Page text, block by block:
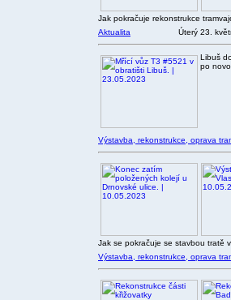
Jak pokračuje rekonstrukce
Aktualita
Úterý 23.
Libuš
po
Výstavba, rekonstrukce, oprava
Jak se pokračuje se stavbou tratě
Výstavba, rekonstrukce, oprava